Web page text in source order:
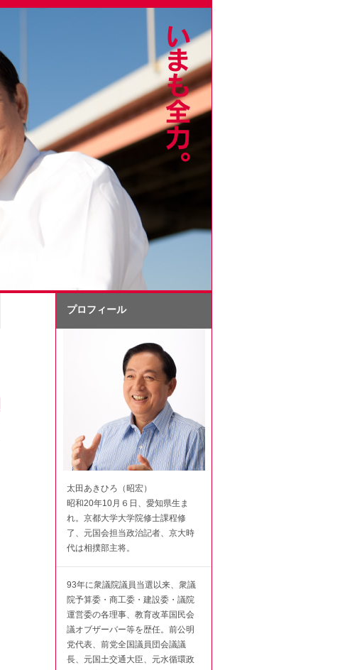
プロフィール
太田あきひろ（昭宏）
昭和20年10月６日、愛知県生ま
れ。京都大学大学院修士課程修
了、元国会担当政治記者、京大時
代は相撲部主将。
93年に衆議院議員当選以来、衆議
院予算委・商工委・建設委・議院
運営委の各理事、教育改革国民会
議オブザーバー等を歴任。前公明
党代表、前党全国議員団会議議
長、元国土交通大臣、元水循環政